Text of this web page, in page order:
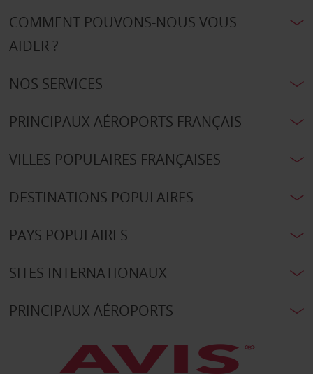
COMMENT POUVONS-NOUS VOUS
AIDER ?
NOS SERVICES
PRINCIPAUX AÉROPORTS FRANÇAIS
VILLES POPULAIRES FRANÇAISES
DESTINATIONS POPULAIRES
PAYS POPULAIRES
SITES INTERNATIONAUX
PRINCIPAUX AÉROPORTS